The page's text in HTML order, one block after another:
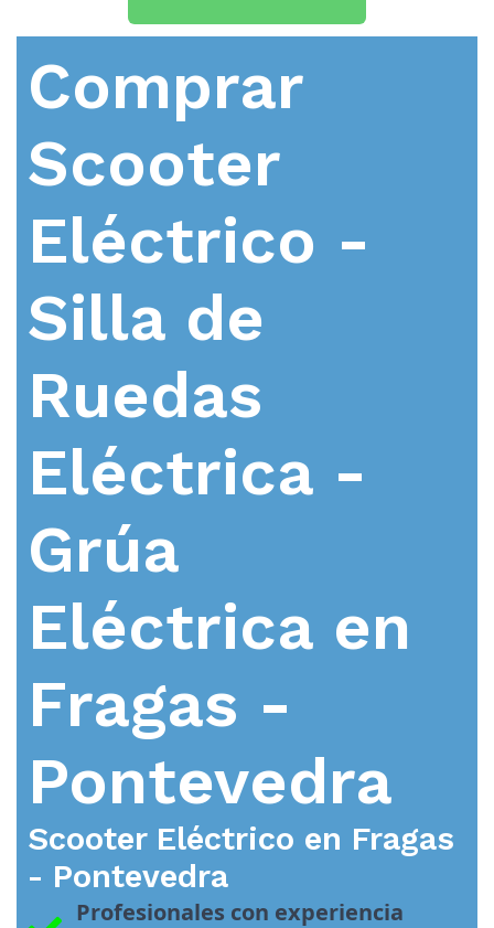
Comprar
Scooter
Eléctrico -
Silla de
Ruedas
Eléctrica -
Grúa
Eléctrica en
Fragas -
Pontevedra
Scooter Eléctrico en Fragas
- Pontevedra
Profesionales con experiencia